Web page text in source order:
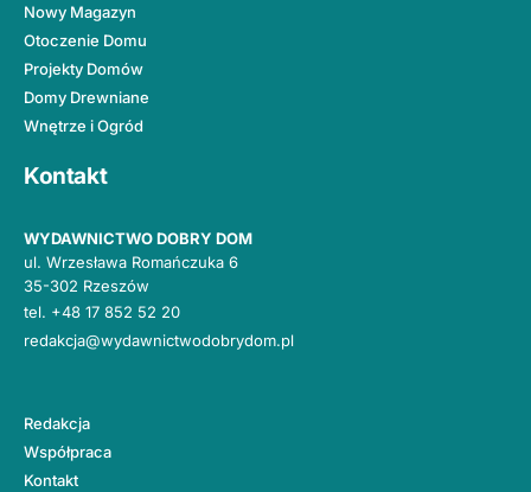
Nowy Magazyn
Otoczenie Domu
Projekty Domów
Domy Drewniane
Wnętrze i Ogród
Kontakt
WYDAWNICTWO DOBRY DOM
ul. Wrzesława Romańczuka 6
35-302 Rzeszów
tel. +48 17 852 52 20
redakcja@wydawnictwodobrydom.pl
Redakcja
Współpraca
Kontakt